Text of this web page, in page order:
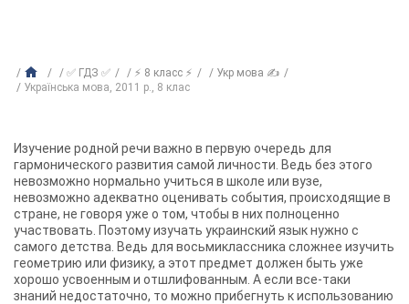
✅ ГДЗ ✅ ⚡ 8 класс ⚡
Укр мова ✍
Українська мова, 2011 р., 8 клас
Изучение родной речи важно в первую очередь для
гармонического развития самой личности. Ведь без этого
невозможно нормально учиться в школе или вузе,
невозможно адекватно оценивать события, происходящие в
стране, не говоря уже о том, чтобы в них полноценно
участвовать. Поэтому изучать украинский язык нужно с
самого детства. Ведь для восьмиклассника сложнее изучить
геометрию или физику, а этот предмет должен быть уже
хорошо усвоенным и отшлифованным. А если все-таки
знаний недостаточно, то можно прибегнуть к использованию